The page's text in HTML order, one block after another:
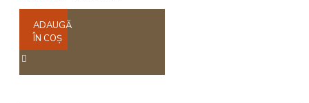
ADAUGĂ
ÎN COŞ